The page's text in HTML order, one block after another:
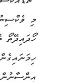
ހޯދައިދޭތޯ